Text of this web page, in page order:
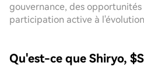
gouvernance, des opportunités
participation active à
Qu'est-ce que Shiryo,